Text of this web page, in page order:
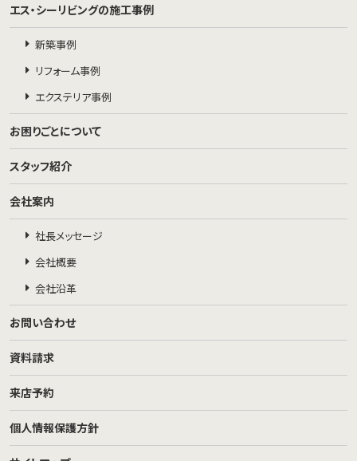
エス・シーリビングの施工事例
新築事例
リフォーム事例
エクステリア事例
お困りごとについて
スタッフ紹介
会社案内
社長メッセージ
会社概要
会社沿革
お問い合わせ
資料請求
来店予約
個人情報保護方針